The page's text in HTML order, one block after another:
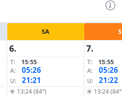
SA
6.
T:
15:55
A:
05:26
U: 21:21
☀ 13:24 (84°)
7.
T:
15:55
A:
05:26
U: 21:22
☀ 13:24